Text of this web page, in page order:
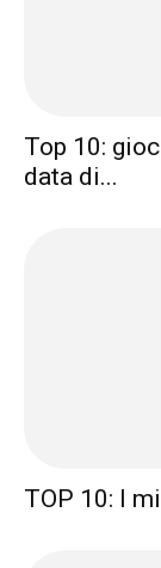
Top 10:
data di...
TOP 10: I